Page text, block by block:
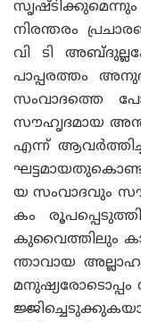
നിരന്തരം
വി ടി
പാപ്പരത്തം
സംവാദത്തെ
സൗഹൃദമായ
എന്ന്
യ സംവാദവും
കം
കുവൈത്തിലും
ന്താവായ